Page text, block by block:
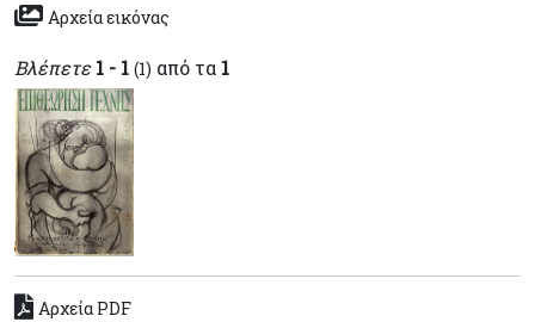
Αρχεία εικόνας
Βλέπετε 1 - 1 (1) από τα 1
Αρχεία PDF